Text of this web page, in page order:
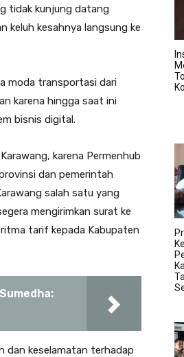
tidak kunjung datang
keluh kesahnya langsung ke
moda transportasi dari
karena hingga saat ini
bisnis digital.
karena Permenhub
dan pemerintah
salah satu yang
mengirimkan surat ke
tarif kepada Kabupaten
dan keselamatan terhadap